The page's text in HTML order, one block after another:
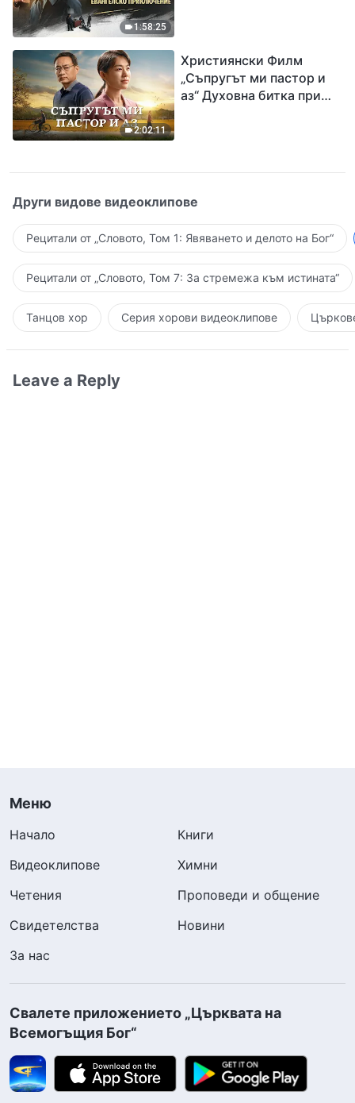
1:58:25
Исус
2:02:11
Християнски Филм
„Съпругът ми пастор и
аз“ Духовна битка при
Други видове видеоклипове
Рецитали от „Словото, Том 1: Явяването и делото на Бог“
Рецитали от „Словото, Том 7: За стремежа към истината“
Танцов хор Серия хорови видеоклипове
Leave a Reply
Меню
Начало
Книги
Видеоклипове
Химни
Четения
Проповеди и общение
Свидетелства
Новини
За нас
Свалете приложението „Църквата на
Всемогъщия Бог“